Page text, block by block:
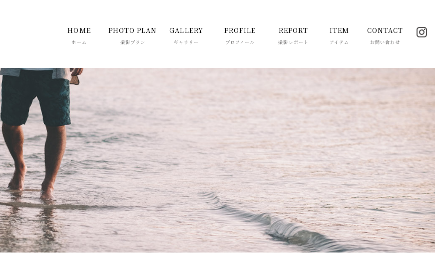
HOME
ホーム
PHOTO PLAN
撮影プラン
GALLERY
ギャラリー
PROFILE
プロフィール
REPORT
撮影レポート
ITEM
アイテム
CONTACT
お問い合わせ